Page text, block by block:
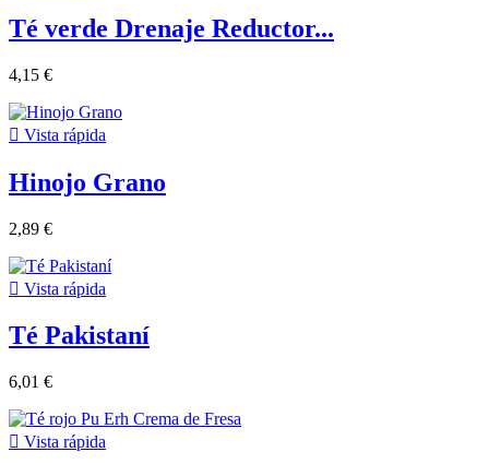
Té verde Drenaje Reductor...
4,15 €
 Vista rápida
Hinojo Grano
2,89 €
 Vista rápida
Té Pakistaní
6,01 €
 Vista rápida